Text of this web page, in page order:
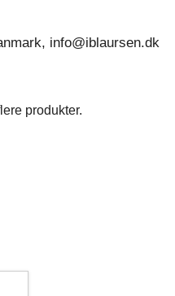
info@iblaursen.dk
produkter.